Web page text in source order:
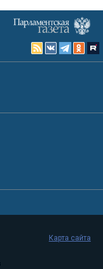
Карта сайта